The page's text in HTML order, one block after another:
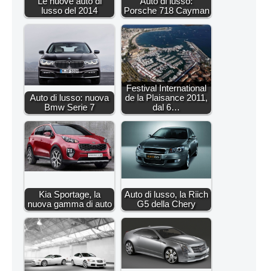
lusso del 2014
Porsche 718 Cayman
Auto di lusso: nuova
Bmw Serie 7
Festival International
de la Plaisance 2011,
dal 6…
Kia Sportage, la
nuova gamma di auto
Auto di lusso, la Riich
G5 della Chery